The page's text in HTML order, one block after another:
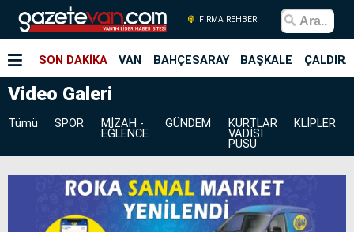
FİRMA REHBERİ
SON DAKİKA VAN BAHÇESARAY BAŞKALE
Video Galeri
Tümü SPOR MİZAH -
EĞLENCE
GÜNDEM KURTLAR
VADİSİ
PUSU
KLİPLER